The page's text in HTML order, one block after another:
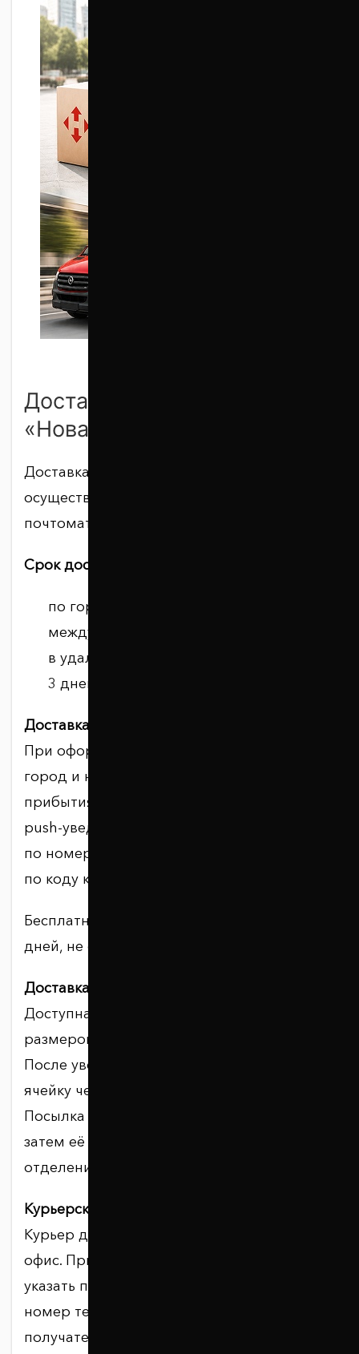
Доставка в отделение
«Новая почта»
Доставка заказов Новой почтой
осуществляется по Украине в отделение,
почтомат или курьером по адресу.
Срок доставки:
по городу — до 1 дня;
между крупными городами — 1–2 дня;
в удалённые населённые пункты — до
3 дней.
Доставка в отделение.
При оформлении заказа указывается
город и номер отделения. После
прибытия посылки вы получите SMS или
push-уведомление. Заказ можно получить
по номеру накладной и документу либо
по коду клиента в приложении Nova Post.
Бесплатное хранение в отделении — 7
дней, не считая дня прибытия.
Доставка в почтомат.
Доступна для посылок весом до 20 кг и
размером не более 40 × 60 × 30 см.
После уведомления необходимо открыть
ячейку через приложение Nova Post.
Посылка хранится в почтомате 5 дней,
затем её перемещают в ближайшее
отделение.
Курьерская доставка.
Курьер доставляет заказ домой или в
офис. При оформлении необходимо
указать полный адрес и действующий
номер телефона. Перед доставкой
получатель получает уведомление или